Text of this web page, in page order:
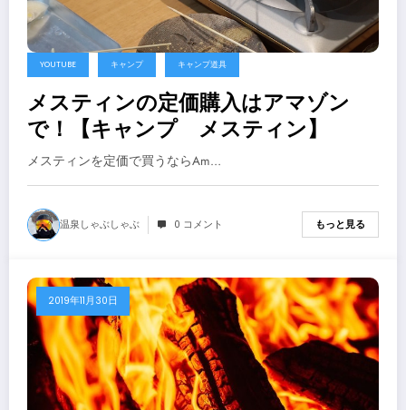
YOUTUBE キャンプ キャンプ道具
メスティンの定価購入はアマゾン
で！【キャンプ メスティン】
メスティンを定価で買うならAm…
温泉しゃぶしゃぶ 0 コメント もっと見る
2019年11月30日